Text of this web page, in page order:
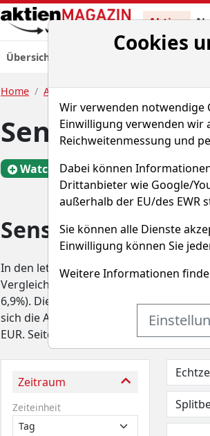
Aktien
Übersicht
Home Aktien Sensorion S.A. Chart-
Sensorion
Watchlist RFM WKN
Sensorion Chart
In den letzten 52 Wochen hat die Aktie
Vergleichsindex um -18,8%
6,9%). Die Aktie markierte das 52-
sich die Aktie 64,6% unter ihrem 52-
EUR. Seitdem konnte sich die Aktie auf
Zeitraum
Zeiteinheit
Cookies
Wir verwenden notwendige
Einwilligung verwenden wir
Reichweitenmessung und
Dabei können
Drittanbieter wie Google/
außerhalb der EU/des EWR
Sie können alle Dienste
Einwilligung können Sie
Weitere Informationen